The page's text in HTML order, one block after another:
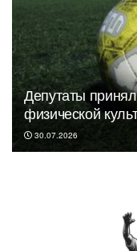
Депутаты
физической
30.07.2026